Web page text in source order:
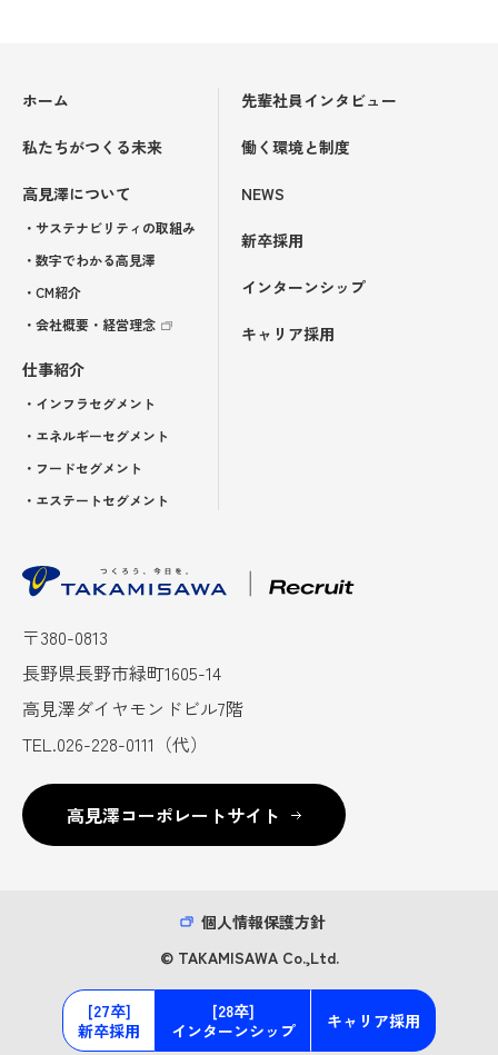
[27卒]
新卒採用
[28卒]
インターンシップ
キャリア採用
〒380-0813
長野県長野市緑町1605-14
高見澤ダイヤモンドビル7階
TEL.026-228-0111（代）
高見澤コーポレートサイト
ホーム
私たちがつくる未来
高見澤について
・サステナビリティの取組み
・数字でわかる高見澤
・CM紹介
・会社概要・経営理念
仕事紹介
・インフラセグメント
・エネルギーセグメント
・フードセグメント
・エステートセグメント
先輩社員インタビュー
働く環境と制度
NEWS
新卒採用
インターンシップ
キャリア採用
個人情報保護方針
©︎ TAKAMISAWA Co.,Ltd.